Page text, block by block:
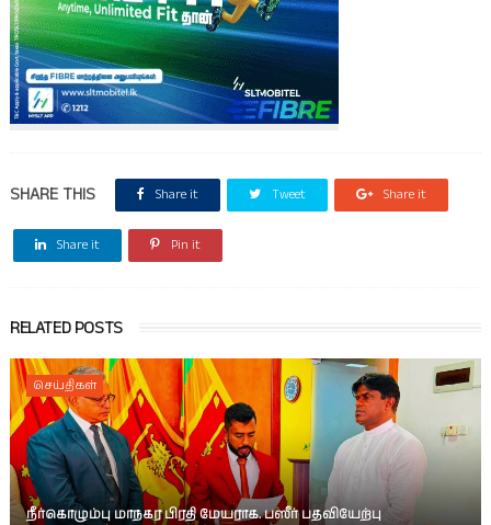
SHARE THIS Share it Tweet Share it
Share it Pin it
RELATED POSTS
செய்திகள்
நீர்கொழும்பு மாநகர பிரதி மேயராக. பஸீர் பதவியேற்பு